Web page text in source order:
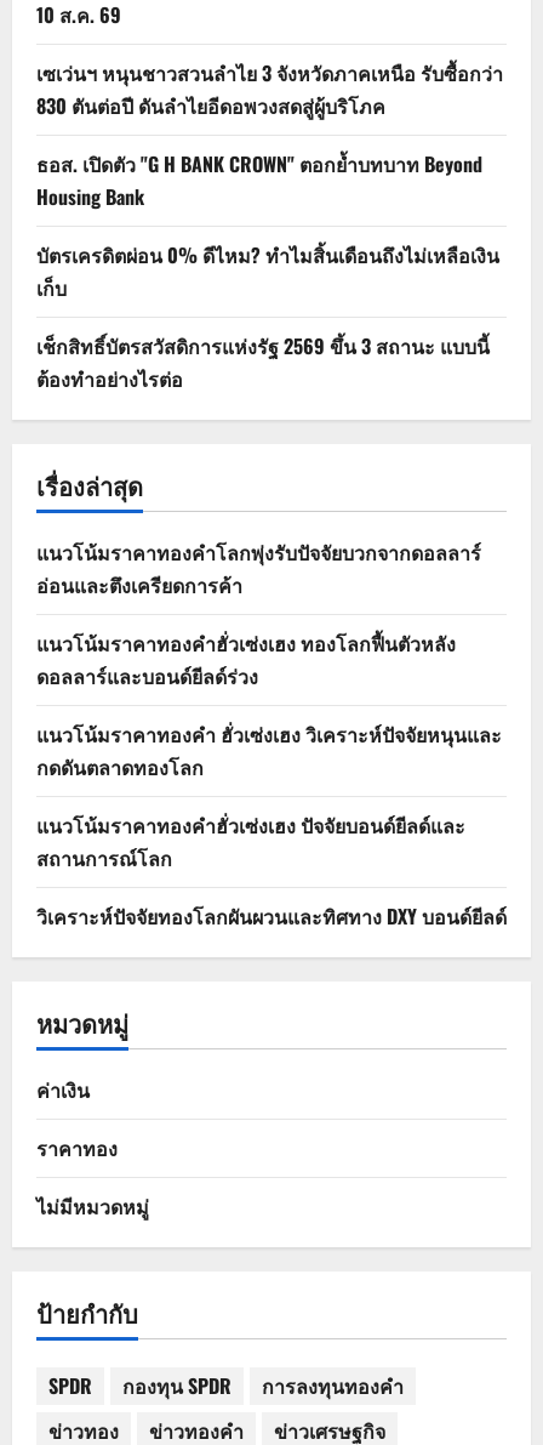
10 ส.ค. 69
เซเว่นฯ หนุนชาวสวนลำไย 3 จังหวัดภาคเหนือ รับซื้อกว่า
830 ตันต่อปี ดันลำไยอีดอพวงสดสู่ผู้บริโภค
ธอส. เปิดตัว "G H BANK CROWN" ตอกย้ำบทบาท Beyond
Housing Bank
บัตรเครดิตผ่อน 0% ดีไหม? ทำไมสิ้นเดือนถึงไม่เหลือเงิน
เก็บ
เช็กสิทธิ์บัตรสวัสดิการแห่งรัฐ 2569 ขึ้น 3 สถานะ แบบนี้
ต้องทำอย่างไรต่อ
เรื่องล่าสุด
แนวโน้มราคาทองคำโลกพุ่งรับปัจจัยบวกจากดอลลาร์
อ่อนและตึงเครียดการค้า
แนวโน้มราคาทองคำฮั่วเซ่งเฮง ทองโลกฟื้นตัวหลัง
ดอลลาร์และบอนด์ยีลด์ร่วง
แนวโน้มราคาทองคำ ฮั่วเซ่งเฮง วิเคราะห์ปัจจัยหนุนและ
กดดันตลาดทองโลก
แนวโน้มราคาทองคำฮั่วเซ่งเฮง ปัจจัยบอนด์ยีลด์และ
สถานการณ์โลก
วิเคราะห์ปัจจัยทองโลกผันผวนและทิศทาง DXY บอนด์ยีลด์
หมวดหมู่
ค่าเงิน
ราคาทอง
ไม่มีหมวดหมู่
ป้ายกำกับ
SPDR กองทุน SPDR
การลงทุนทองคำ
ข่าวทอง
ข่าวทองคำ ข่าวเศรษฐกิจ